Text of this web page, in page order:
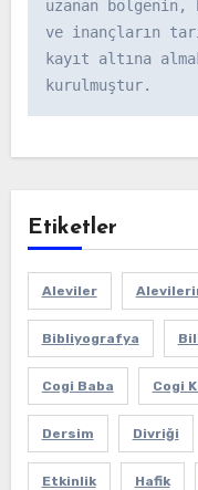
uzanan bölgenin,
ve inançların
kayıt altına
kurulmuştur.
Etiketler
Aleviler
Bibliyografya
Cogi Baba Cogi
Dersim Divriği
Etkinlik Hafik